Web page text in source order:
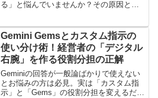
る」と悩んでいませんか？その原因と対
提供。北跨ぎ問題やミスを防ぐ検算方
法、実用テンプレまで網羅した実務者必
見の記事です。
Gemini Gemsとカスタム指示の
使い分け術！経営者の「デジタル
右腕」を作る役割分担の正解
Geminiの回答が一般論ばかりで使えない
とお悩みの方は必見。実は「カスタム指
示」と「Gems」の役割分担を変えるだけ